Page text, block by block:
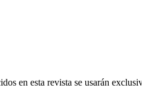
en esta revista se usarán